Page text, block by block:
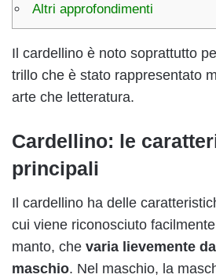
Altri approfondimenti
Il cardellino è noto soprattutto
trillo che è stato rappresentato
arte che letteratura.
Cardellino: le
principali
Il cardellino ha delle
cui viene riconosciuto
manto, che varia lievemente
maschio. Nel maschio, la